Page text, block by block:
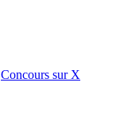
Concours sur X